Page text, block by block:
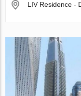
LIV Residence -